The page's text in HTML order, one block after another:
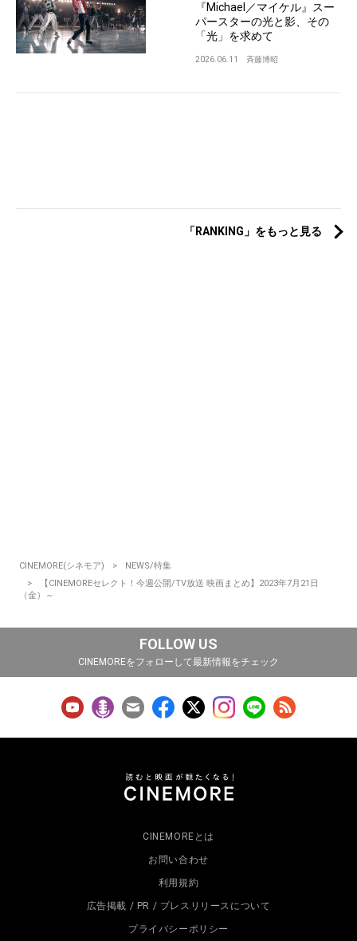
『Michael／マイケル』スー
パースターの光と影、その
「光」を求めて
2026.06.11 斉藤博昭
「RANKING」をもっと見る
CINEMORE(シネモア)
NEWS/特集
【CINEMOREセレクト！今週公開/TV放送 映画まとめ】2023年7月21日
（金）～
FOLLOW US
CINEMOREをフォローして最新情報をチェック
CINEMOREとは
お問い合わせ
利用規約
広告掲載 / PR / プレスリリースについて
プライバシーポリシー